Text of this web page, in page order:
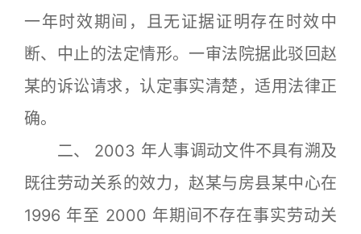
一年时效期间，且无证据证明存在时效中
断、中止的法定情形。一审法院据此驳回赵
某的诉讼请求，认定事实清楚，适用法律正
确。
二、 2003 年人事调动文件不具有溯及
既往劳动关系的效力，赵某与房县某中心在
1996 年至 2000 年期间不存在事实劳动关